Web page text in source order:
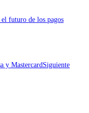
futuro de los pagos
y MastercardSiguiente